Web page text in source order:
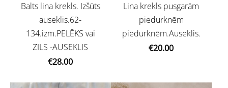
Balts lina krekls. Izšūts
auseklis.62-
134.izm.PELĒKS vai
ZILS -AUSEKLIS
€28.00
Lina krekls pusgarām
piedurknēm
piedurknēm.Auseklis.
€20.00